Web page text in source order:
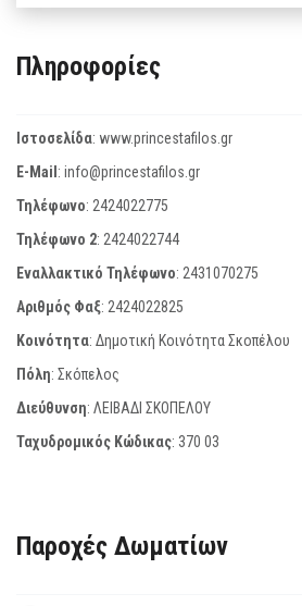
Πληροφορίες
Ιστοσελίδα: www.princestafilos.gr
E-Mail: info@princestafilos.gr
Τηλέφωνο: 2424022775
Τηλέφωνο 2: 2424022744
Εναλλακτικό Τηλέφωνο: 2431070275
Αριθμός Φαξ: 2424022825
Κοινότητα: Δημοτική Κοινότητα Σκοπέλου
Πόλη: Σκόπελος
Διεύθυνση: ΛΕΙΒΑΔΙ ΣΚΟΠΕΛΟΥ
Ταχυδρομικός Κώδικας: 370 03
Παροχές Δωματίων